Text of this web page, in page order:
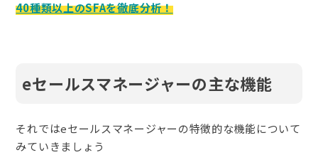
40種類以上のSFAを徹底分析！
eセールスマネージャーの主な機能
それではeセールスマネージャーの特徴的な機能について
みていきましょう